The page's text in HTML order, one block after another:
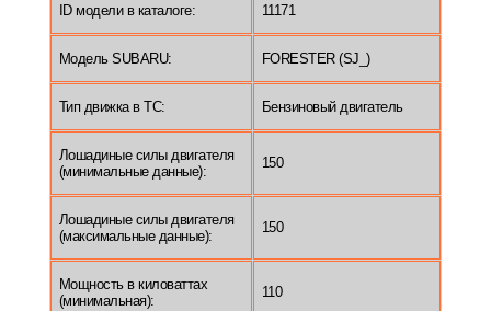
ID модели в каталоге: 11171
Модель SUBARU: FORESTER (SJ_)
Тип движка в ТС: Бензиновый двигатель
Лошадиные силы двигателя
(минимальные данные):
150
Лошадиные силы двигателя
(максимальные данные):
150
Мощность в киловаттах
(минимальная):
110